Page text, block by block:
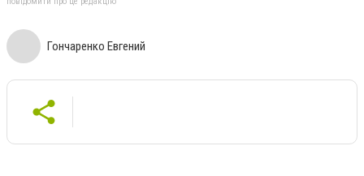
Гончаренко Евгений